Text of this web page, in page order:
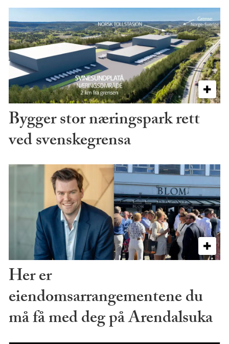
Bygger stor næringspark rett
ved svenskegrensa
Her er
eiendomsarrangementene du
må få med deg på Arendalsuka